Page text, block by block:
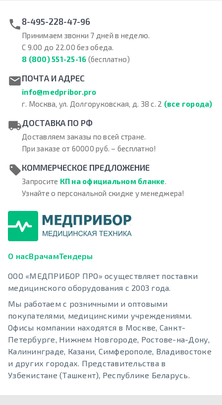
8-495-228-47-96
Принимаем звонки 7 дней в неделю.
С 9.00 до 22.00 без обеда.
8 (800) 551-25-16 (бесплатно)
ПОЧТА И АДРЕС
info@medpribor.pro
г. Москва, ул. Долгоруковская, д. 38 с. 2 (все города)
ДОСТАВКА ПО РФ
Доставляем заказы по всей стране.
При заказе от 60000 руб. – бесплатно!
КОММЕРЧЕСКОЕ ПРЕДЛОЖЕНИЕ
Запросите КП на официальном бланке.
Узнайте о персональной скидке у менеджера!
О насВрачамТендеры
ООО «МЕДПРИБОР ПРО» осуществляет поставки
медицинского оборудования с 2003 года.
Мы работаем с розничными и оптовыми
покупателями, медицинскими учреждениями.
Офисы компании находятся в Москве, Санкт-
Петербурге, Нижнем Новгороде, Ростове-на-Дону,
Калининграде, Казани, Симферополе, Владивостоке
и других городах. Представительства в
Узбекистане (Ташкент), Республике Беларусь.